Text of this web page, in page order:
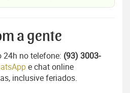
a gente
24h no telefone: (93) 3003-
e chat online
inclusive feriados.